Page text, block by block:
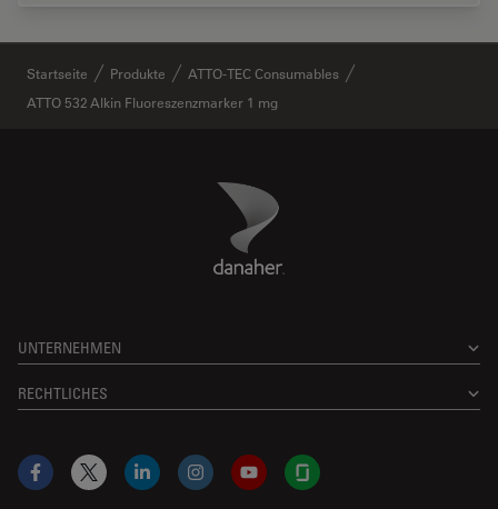
Startseite Produkte
ATTO-TEC Consumables
ATTO 532 Alkin Fluoreszenzmarker 1 mg
Danaher Logo
UNTERNEHMEN
RECHTLICHES
Facebook
X LinkedInInstagramYouTubeGlassdoor